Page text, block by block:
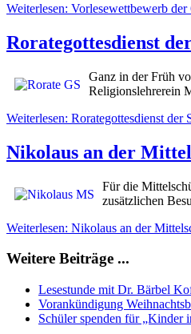
Weiterlesen: Vorlesewettbewerb der
Rorategottesdienst
Ganz in der Früh
Religionslehrerein
Weiterlesen: Rorategottesdienst der
Nikolaus an der
Für die
zusätzlichen
Weiterlesen: Nikolaus an der
Weitere Beiträge ...
Lesestunde mit Dr. Bärbel
Vorankündigung
Schüler spenden für „Kinder